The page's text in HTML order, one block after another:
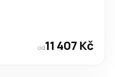
od11 407 Kč